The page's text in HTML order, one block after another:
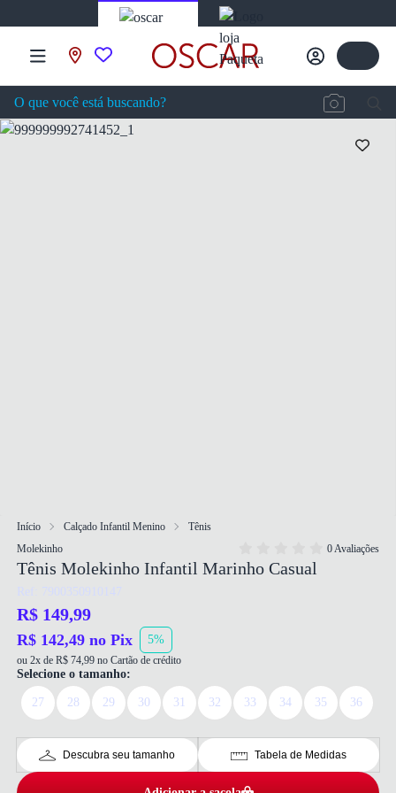
Início Calçado Infantil Menino
Tênis
Molekinho
0 Avaliações
Tênis Molekinho Infantil Marinho Casual
Ref: 7900350910147
R$ 149,99
R$ 142,49 no Pix 5%
ou 2x de R$ 74,99 no Cartão de crédito
Selecione o tamanho:
27 28 29 30 31 32 33 34 35 36
Descubra seu tamanho Tabela de Medidas